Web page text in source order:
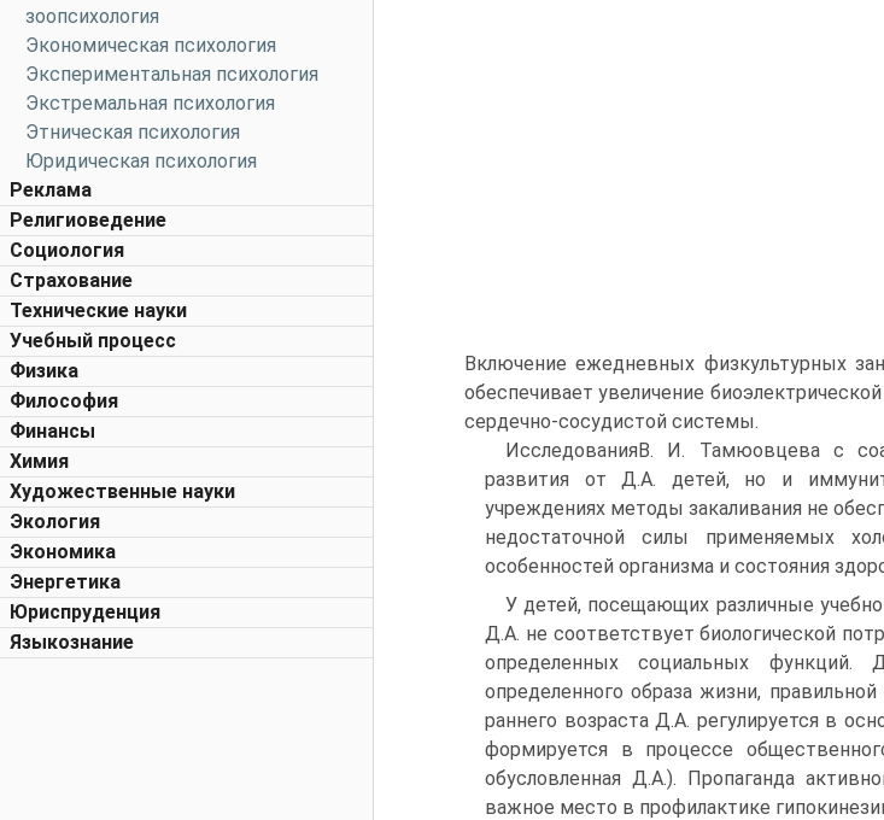
зоопсихология
Экономическая психология
Экспериментальная психология
Экстремальная психология
Этническая психология
Юридическая психология
Реклама
Религиоведение
Социология
Страхование
Технические науки
Учебный процесс
Физика
Философия
Финансы
Химия
Художественные науки
Экология
Экономика
Энергетика
Юриспруденция
Языкознание
Включение ежедневных физкультурных
обеспечивает увеличение
сердечно-сосудистой системы.
ИсследованияВ. И. Тамюовцева с
развития от Д.А. детей, но и
учреждениях методы закаливания не
недостаточной силы применяемых
особенностей организма и состояния
У детей, посещающих различные
Д.А. не соответствует биологической
определенных социальных
определенного образа жизни,
раннего возраста Д.А. регулируется в
формируется в процессе
обусловленная Д.А.). Пропаганда
важное место в профилактике